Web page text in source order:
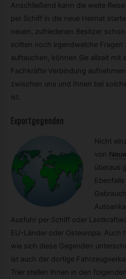
Anschließend kann die weite
per Schiff in die neue Heimat
neuen, zufriedenen Besitzer
sollten noch irgendwelche Fragen
auftauchen, können Sie allzeit mit
Fachkräfte Verbindung
zwischen uns und Ihnen bei
ist.
Exportgegenden
Nicht
von
überaus
Ausfuhr per Schiff oder
EU-Länder oder Osteuropa. Auch
wie sich diese Gegenden
ist auch der dortige
Trier stellen Ihnen in den